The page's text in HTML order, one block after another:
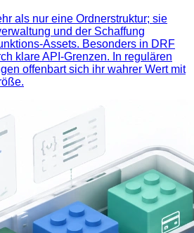
als nur eine Ordnerstruktur; sie
und der Schaffung
Assets. Besonders in DRF
klare API-Grenzen. In regulären
offenbart sich ihr wahrer Wert mit